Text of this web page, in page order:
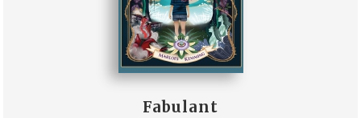
Fabulant